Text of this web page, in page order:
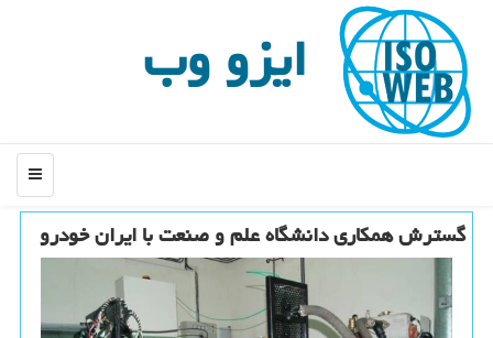
ایزو وب
منو
گسترش همكاری دانشگاه علم و صنعت با ایران خودرو